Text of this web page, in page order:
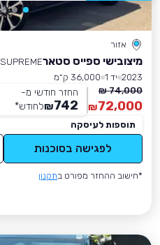
אזור
מיצובישי ספייס סטארSUPREME
2023 יד 1
36,000 ק״מ
74,000 ₪
72,000
₪
החזר חודשי מ-
742
₪לחודש*
תוספות לעיסקה
לפגישה בסוכנות
*חישוב ההחזר מפורט בתקנון